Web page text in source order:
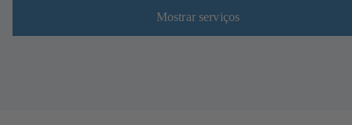
Mostrar serviços